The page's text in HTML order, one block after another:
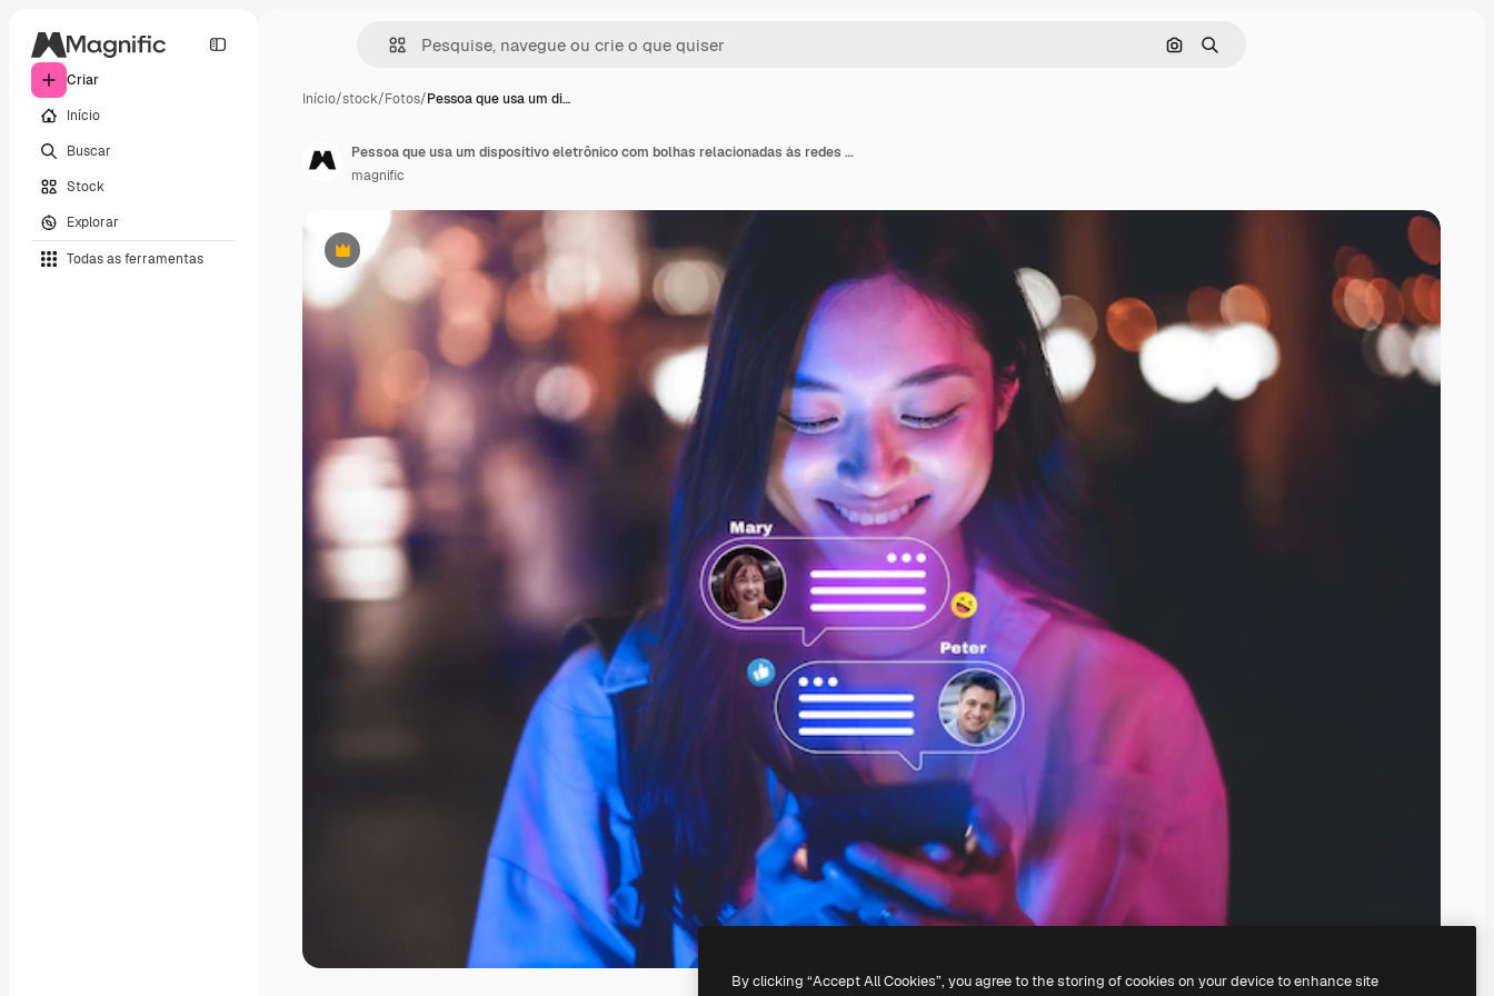
Criar
Início
Buscar
Stock
Explorar
Todas as ferramentas
Pesquisar por imagem
Buscar
Início/stock/Fotos/Pessoa que usa um di…
Premium
Pessoa que usa um dispositivo eletrônico com bolhas relacionadas às redes sociais ao seu redor para celebrar o dia das redes sociais
magnific
By clicking “Accept All Cookies”, you agree to the storing of cookies on your device to enhance site